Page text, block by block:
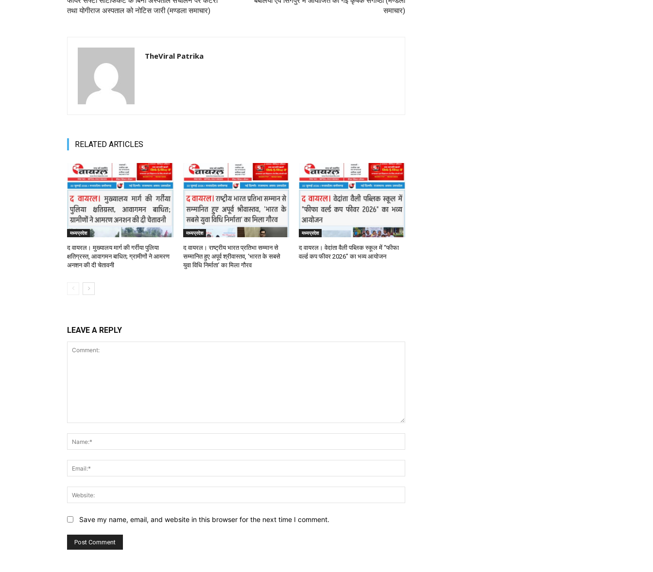
तथा योगीराज अस्पताल को नोटिस जारी (मण्‍डला समाचार)
समाचार)
TheViral Patrika
RELATED ARTICLES
मध्यप्रदेश
द वायरल। मुख्यालय मार्ग की गर्रीया पुलिया
क्षतिग्रस्त, आवागमन बाधित; ग्रामीणों ने आमरण
अनशन की दी चेतावनी
मध्यप्रदेश
द वायरल। राष्ट्रीय भारत प्रतिभा सम्मान से
सम्मानित हुए अपूर्व श्रीवास्तव, ‘भारत के सबसे
युवा विधि निर्माता’ का मिला गौरव
मध्यप्रदेश
द वायरल। वेदांता वैली पब्लिक स्कूल में “फीफा
वर्ल्ड कप फीवर 2026” का भव्य आयोजन
LEAVE A REPLY
Save my name, email, and website in this browser for the next time I comment.